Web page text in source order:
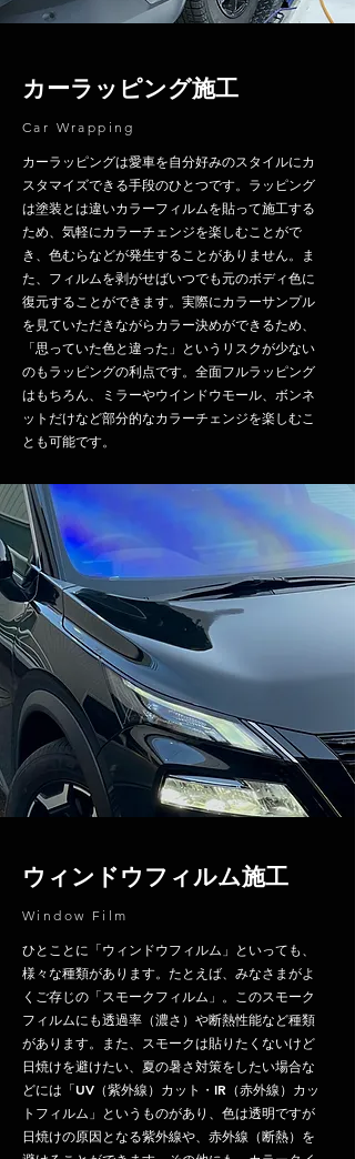
カーラッピング施工
Car Wrapping
​カーラッピングは愛車を自分好みのスタイルにカ
スタマイズできる手段のひとつです。ラッピング
は塗装とは違いカラーフィルムを貼って施工する
ため、気軽にカラーチェンジを楽しむことがで
き、 色むらなどが発生することがありません。ま
た、フィルムを剥がせばいつでも元のボディ色に
復元することができます。実際にカラーサンプル
を見ていただきながらカラー決めができるため、
「思っていた色と違った」というリスクが少ない
のもラッピングの利点です。全面フルラッピング
はもちろん、ミラーやウインドウモール、ボンネ
ットだけなど部分的なカラーチェンジを楽しむこ
とも可能です。
ウィンドウフィルム施工
Window Film
ひとことに「ウィンドウフィルム」といっても、
様々な種類があります。たとえば、みなさまがよ
くご存じの「スモークフィルム」。このスモーク
フィルムにも透過率（濃さ）や断熱性能など種類
があります。また、スモークは貼りたくないけど
日焼けを避けたい、夏の暑さ対策をしたい場合な
どには「UV（紫外線）カット・IR（赤外線）カッ
トフィルム」というものがあり、色は透明ですが
日焼けの原因となる紫外線や、赤外線（断熱）を